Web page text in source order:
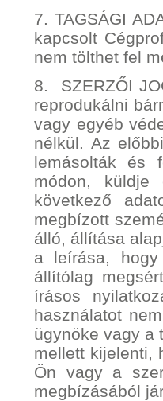
7. TAGSÁGI
kapcsolt
nem tölthet fel
8. SZERZŐI
reprodukálni
vagy egyéb
nélkül. Az
lemásolták és
módon, küldje
következő
megbízott
álló, állítása
a leírása,
állítólag
írásos
használatot
ügynöke vagy a
mellett kijelenti,
Ön vagy a
megbízásából